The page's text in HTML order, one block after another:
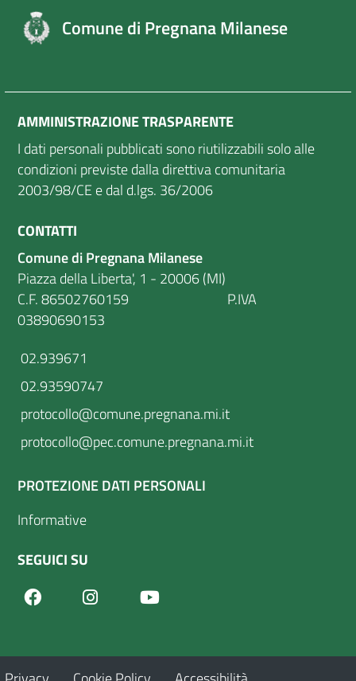
Comune di Pregnana Milanese
AMMINISTRAZIONE TRASPARENTE
I dati personali pubblicati sono riutilizzabili solo alle
condizioni previste dalla direttiva comunitaria
2003/98/CE e dal d.lgs. 36/2006
CONTATTI
Comune di Pregnana Milanese
Piazza della Liberta', 1 - 20006 (MI)
C.F. 86502760159 P.IVA
03890690153
02.939671
02.93590747
protocollo@comune.pregnana.mi.it
protocollo@pec.comune.pregnana.mi.it
PROTEZIONE DATI PERSONALI
Informative
SEGUICI SU
FacebookInstagram